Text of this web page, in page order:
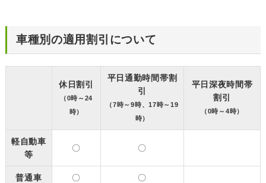
車種別の適用割引について
休日割引
（0時～24
時）
平日通勤時間帯割
引
（7時～9時、17時～19
時）
平日深夜時間帯
割引
（0時～4時）
軽自動車
等
〇 〇
普通車 〇 〇